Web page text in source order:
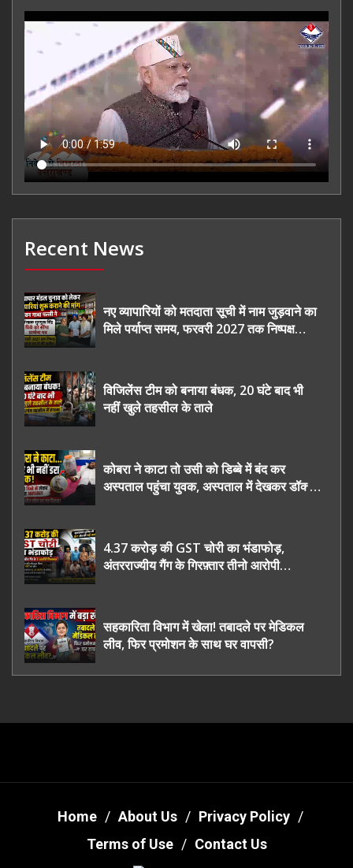
Recent News
नए व्यापारियों को मतदाता सूची में नाम जुड़वाने का
मिले पर्याप्त समय, फरवरी 2027 तक निष्पक्ष
विजिलेंस टीम को बनाया बंधक, 20 घंटे बाद भी
नहीं खुले तहसील के ताले
कोबरा ने काटा तो उसी को डिब्बे में बंद कर
अस्पताल पहुंचा युवक, अस्पताल में देखकर डॉक्टर
4.37 करोड़ की GST चोरी का भंडाफोड़,
अंतरराज्यीय गैंग के गिरफ़्तार तीनो आरोपी
सहकारिता विभाग में खेला! तबादले पर मेडिकल
लीव, फिर प्रमोशन के साथ घर वापसी?
Home About Us
Privacy Policy
Terms of Use
Contact Us